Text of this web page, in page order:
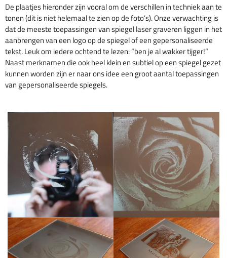
De plaatjes hieronder zijn vooral om de verschillen in techniek aan te
tonen (dit is niet helemaal te zien op de foto’s). Onze verwachting is
dat de meeste toepassingen van spiegel laser graveren liggen in het
aanbrengen van een logo op de spiegel of een gepersonaliseerde
tekst. Leuk om iedere ochtend te lezen: “ben je al wakker tijger!”
Naast merknamen die ook heel klein en subtiel op een spiegel gezet
kunnen worden zijn er naar ons idee een groot aantal toepassingen
van gepersonaliseerde spiegels.